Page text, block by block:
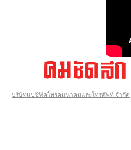
บริษัทแปซิฟิคโทรคมนาคมและโทรศัพท์ จำกัด